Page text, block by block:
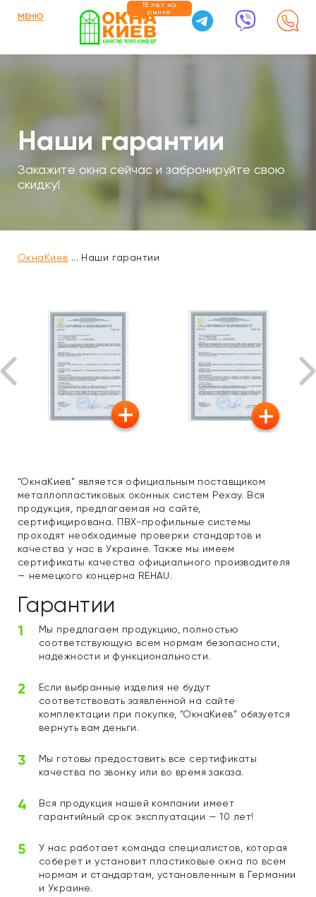
МЕНЮ
18 лет на
рынке
Наши гарантии
Закажите окна сейчас и забронируйте свою
скидку!
ОкнаКиев ... Наши гарантии
“ОкнаКиев” является официальным поставщиком
металлопластиковых оконных систем Рехау. Вся
продукция, предлагаемая на сайте,
сертифицирована. ПВХ-профильные системы
проходят необходимые проверки стандартов и
качества у нас в Украине. Также мы имеем
сертификаты качества официального производителя
— немецкого концерна REHAU.
Гарантии
Мы предлагаем продукцию, полностью
соответствующую всем нормам безопасности,
надежности и функциональности.
Если выбранные изделия не будут
соответствовать заявленной на сайте
комплектации при покупке, “ОкнаКиев” обязуется
вернуть вам деньги.
Мы готовы предоставить все сертификаты
качества по звонку или во время заказа.
Вся продукция нашей компании имеет
гарантийный срок эксплуатации — 10 лет!
У нас работает команда специалистов, которая
соберет и установит пластиковые окна по всем
нормам и стандартам, установленным в Германии
и Украине.